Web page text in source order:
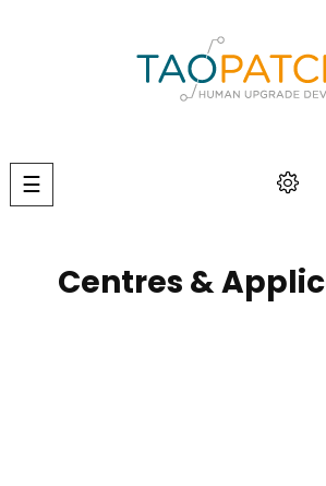
Basculer
la
☰
Centres &